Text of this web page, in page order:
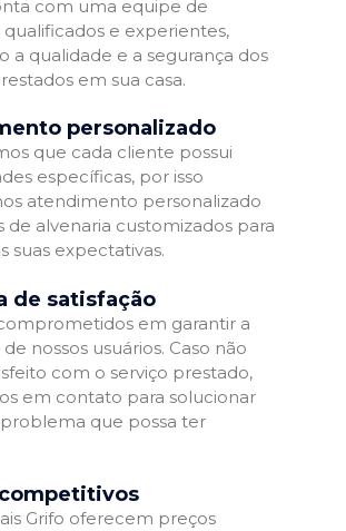
com uma equipe de
e experientes,
a qualidade e a segurança dos
em sua casa.
personalizado
que cada cliente possui
específicas, por isso
atendimento personalizado
de alvenaria customizados para
suas expectativas.
de satisfação
em garantir a
de nossos usuários. Caso não
com o serviço prestado,
em contato para solucionar
que possa ter
Grifo oferecem preços